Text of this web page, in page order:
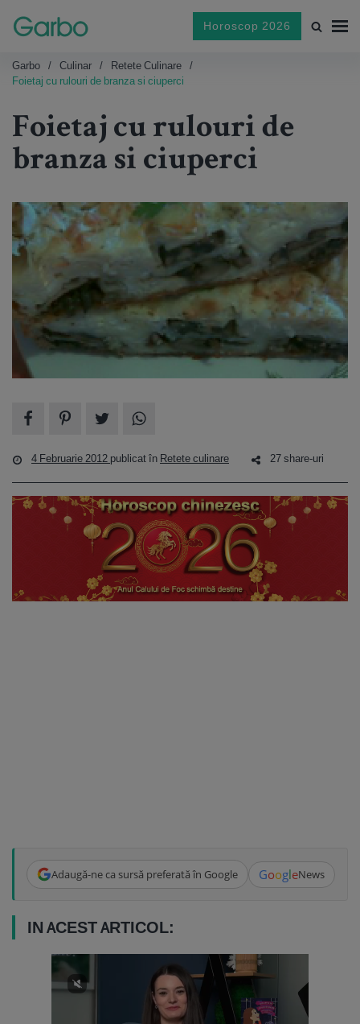
Horoscop 2026
Garbo Culinar
Retete Culinare
Foietaj cu rulouri de branza si ciuperci
Foietaj cu rulouri de
branza si ciuperci
4 Februarie 2012 publicat în Retete culinare 27 share-uri
Adaugă-ne ca sursă preferată în Google GoogleNews
IN ACEST ARTICOL: